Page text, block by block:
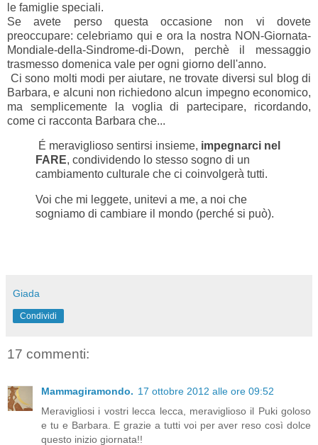
le famiglie speciali.
Se avete perso questa occasione non vi dovete
preoccupare: celebriamo qui e ora la nostra NON-Giornata-
Mondiale-della-Sindrome-di-Down, perchè il messaggio
trasmesso domenica vale per ogni giorno dell'anno.
Ci sono molti modi per aiutare, ne trovate diversi sul blog di
Barbara, e alcuni non richiedono alcun impegno economico,
ma semplicemente la voglia di partecipare, ricordando,
come ci racconta Barbara che...
É meraviglioso sentirsi insieme, impegnarci nel
FARE, condividendo lo stesso sogno di un
cambiamento culturale che ci coinvolgerà tutti.
Voi che mi leggete, unitevi a me, a noi che
sogniamo di cambiare il mondo (perché si può).
Giada
Condividi
17 commenti:
Mammagiramondo. 17 ottobre 2012 alle ore 09:52
Meravigliosi i vostri lecca lecca, meraviglioso il Puki goloso
e tu e Barbara. E grazie a tutti voi per aver reso così dolce
questo inizio giornata!!